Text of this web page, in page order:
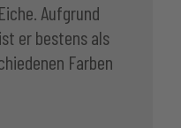
Aufgrund
er bestens als
Farben